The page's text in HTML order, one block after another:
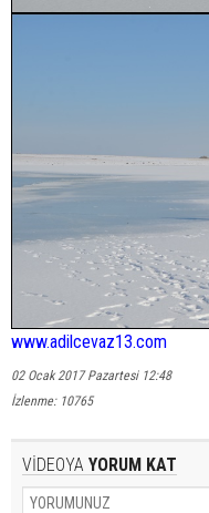
www.adilcevaz13.com
02 Ocak 2017 Pazartesi 12:48
İzlenme: 10765
VİDEOYA YORUM KAT